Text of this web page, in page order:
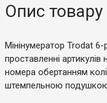
Опис товару
Мінінумератор Trodat
проставленні
номера обертанням
штемпельною